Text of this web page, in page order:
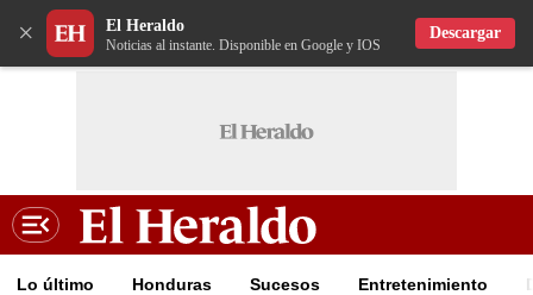
× El Heraldo
Noticias al instante. Disponible en Google y IOS
Descargar
Lo último Honduras Sucesos Entretenimiento